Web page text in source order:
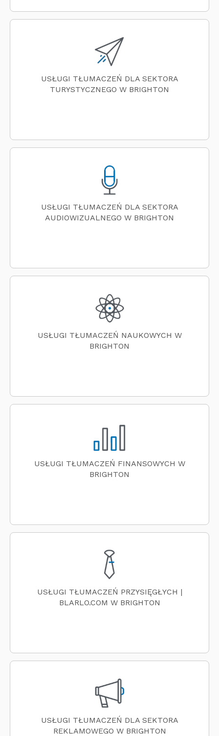
USŁUGI TŁUMACZEŃ DLA SEKTORA
TURYSTYCZNEGO W BRIGHTON
USŁUGI TŁUMACZEŃ DLA SEKTORA
AUDIOWIZUALNEGO W BRIGHTON
USŁUGI TŁUMACZEŃ NAUKOWYCH W
BRIGHTON
USŁUGI TŁUMACZEŃ FINANSOWYCH W
BRIGHTON
USŁUGI TŁUMACZEŃ PRZYSIĘGŁYCH |
BLARLO.COM W BRIGHTON
USŁUGI TŁUMACZEŃ DLA SEKTORA
REKLAMOWEGO W BRIGHTON